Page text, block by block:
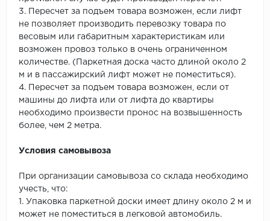
3. Пересчет за подъем товара возможен, если лифт
не позволяет производить перевозку товара по
весовым или габаритным характеристикам или
возможен провоз только в очень ограниченном
количестве. (Паркетная доска часто длиной около 2
м и в пассажирский лифт может не поместиться).
4. Пересчет за подъем товара возможен, если от
машины до лифта или от лифта до квартиры
необходимо произвести пронос на возвышенность
более, чем 2 метра.
Условия самовывоза
При организации самовывоза со склада необходимо
учесть, что:
1. Упаковка паркетной доски имеет длину около 2 м и
может не поместиться в легковой автомобиль.